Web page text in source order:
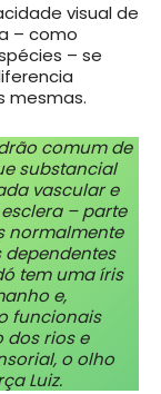
visual de
– como
– se
mesmas.
comum de
substancial
vascular e
– parte
normalmente
tem uma íris
e,
funcionais
rios e
o olho
Luiz.